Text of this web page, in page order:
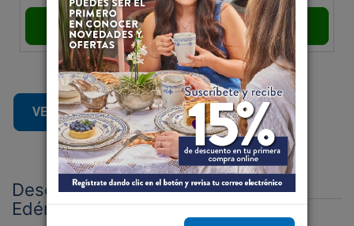
AGREGAR AGREGAR
VER MÁS PRODUCTOS
Descubre la Nueva Colección
Edén con Envío GRATIS*